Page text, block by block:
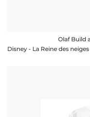
Olaf Build